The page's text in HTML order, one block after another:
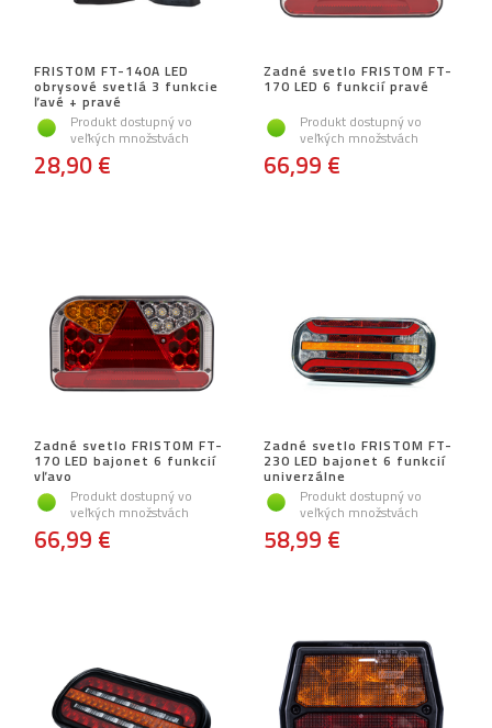
FRISTOM FT-140A LED
obrysové svetlá 3 funkcie
ľavé + pravé
Produkt dostupný vo
veľkých množstvách
28,90 €
Zadné svetlo FRISTOM FT-
170 LED 6 funkcií pravé
Produkt dostupný vo
veľkých množstvách
66,99 €
Zadné svetlo FRISTOM FT-
170 LED bajonet 6 funkcií
vľavo
Produkt dostupný vo
veľkých množstvách
66,99 €
Zadné svetlo FRISTOM FT-
230 LED bajonet 6 funkcií
univerzálne
Produkt dostupný vo
veľkých množstvách
58,99 €